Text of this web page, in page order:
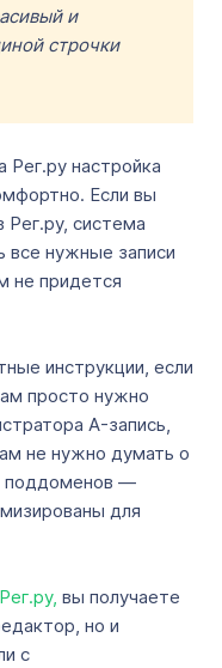
и
строчки
Рег.ру настройка
Если вы
система
все нужные записи
не придется
инструкции, если
просто нужно
A-запись,
не нужно думать о
поддоменов —
для
вы получаете
но и
с